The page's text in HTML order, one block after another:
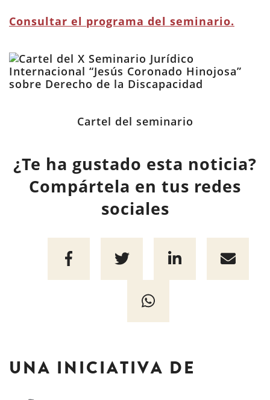
Consultar el programa del seminario.
Cartel del seminario
¿Te ha gustado esta noticia?
Compártela en tus redes
sociales
UNA INICIATIVA DE